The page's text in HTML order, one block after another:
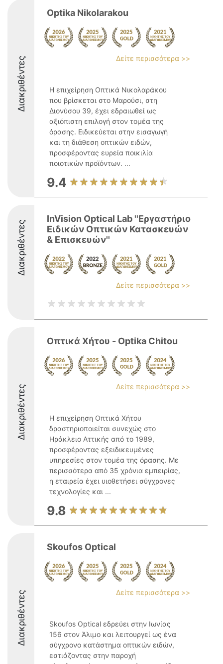
Διακριθέντες
Optika Nikolarakou
Δείτε περισσότερα >>
Η επιχείρηση Οπτικά Νικολαράκου
που βρίσκεται στο Μαρούσι, στη
Διονύσου 39, έχει εδραιωθεί ως
αξιόπιστη επιλογή στον τομέα της
όρασης. Ειδικεύεται στην εισαγωγή
και τη διάθεση οπτικών ειδών,
προσφέροντας ευρεία ποικιλία
ποιοτικών προϊόντων. ...
9.4
Διακριθέντες
InVision Optical Lab ''Εργαστήριο
Ειδικών Οπτικών Κατασκευών
& Επισκευών''
Δείτε περισσότερα >>
Διακριθέντες
Οπτικά Χήτου - Optika Chitou
Δείτε περισσότερα >>
Η επιχείρηση Οπτικά Χήτου
δραστηριοποιείται συνεχώς στο
Ηράκλειο Αττικής από το 1989,
προσφέροντας εξειδικευμένες
υπηρεσίες στον τομέα της όρασης. Με
περισσότερα από 35 χρόνια εμπειρίας,
η εταιρεία έχει υιοθετήσει σύγχρονες
τεχνολογίες και ...
9.8
Διακριθέντες
Skoufos Optical
Δείτε περισσότερα >>
Skoufos Optical εδρεύει στην Ιωνίας
156 στον Άλιμο και λειτουργεί ως ένα
σύγχρονο κατάστημα οπτικών ειδών,
εστιάζοντας στην παροχή